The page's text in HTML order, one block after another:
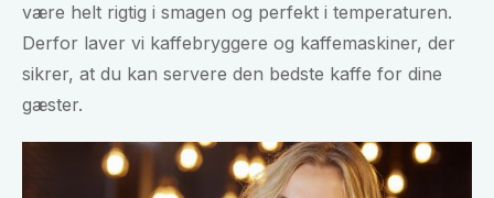
være helt rigtig i smagen og perfekt i temperaturen.
Derfor laver vi kaffebryggere og kaffemaskiner, der
sikrer, at du kan servere den bedste kaffe for dine
gæster.